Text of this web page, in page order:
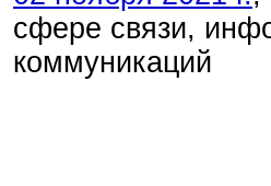
сфере связи,
коммуникаций